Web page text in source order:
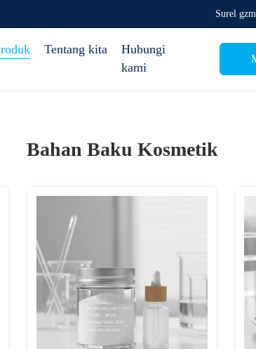
Surel
Tentang kita
Hubungi
kami
Bahan Baku Kosmetik